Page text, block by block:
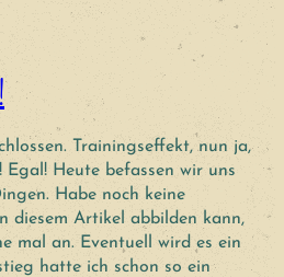
Trainingseffekt, nun ja,
Heute befassen wir uns
Habe noch keine
diesem Artikel abbilden kann,
mal an. Eventuell wird es ein
hatte ich schon so ein